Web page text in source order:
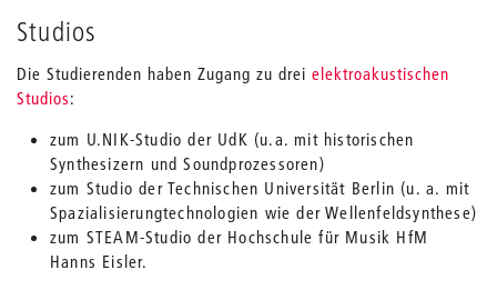
Studios
Die Studierenden haben Zugang zu drei elektroakustischen
Studios:
zum U.NIK-Studio der UdK (u.a. mit historischen
Synthesizern und Soundprozessoren)
zum Studio der Technischen Universität Berlin (u. a. mit
Spazialisierungtechnologien wie der Wellenfeldsynthese)
zum STEAM-Studio der Hochschule für Musik HfM
Hanns Eisler.